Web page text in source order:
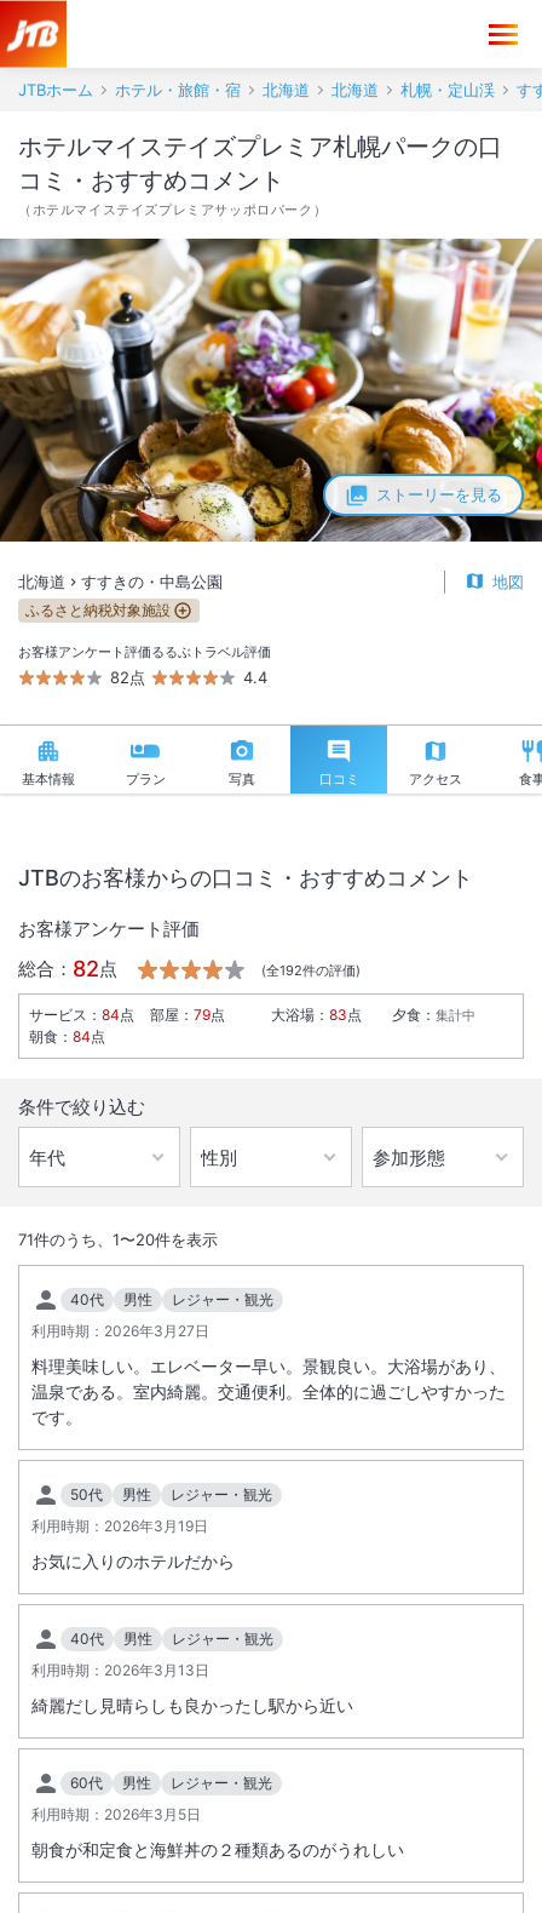
JTBホーム ホテル・旅館・宿 北海道 北海道 札幌・定山渓 す
ストーリーを見る
ホテルマイステイズプレミア札幌パークの口
コミ・おすすめコメント
（ ホテルマイステイズプレミアサッポロパーク ）
北海道 すすきの・中島公園 地図
ふるさと納税対象施設
お客様アンケート評価
82点
るるぶトラベル評価
4.4
基本情報 プラン 写真 口コミ アクセス 食
温泉・客室・レストラン等、館内一部リニューアル！高層階に4名様ま
でお泊り頂ける新客室も☆ご宿泊者専用のジムスペースやコインランド
リーも完備☆
INチェックイン
15:00
駅徒歩5分
施設からのお知らせ
２室以上の予約で同一フロアをご用意出来ない場合もあります。 天然
温泉「パークサイドスパ」では、７歳以上のお子様との混浴はお断りし
ております。
【天然温泉「パークサイドスパ」の利用に関して】
最終入場時間は、入浴可能時間の各３０分前となります。
入浴可能時間：０５：３０～１０：００（最終入場 ９：３０）
詳細は、ホテルにお問い合わせください。
JTBのお客様からの口コミ・おすすめコメント
お客様アンケート評価
総合： 82点 (全192件の評価)
サービス ： 84点 部屋 ： 79点 大浴場 ： 83点 夕食 ： 集計中
朝食 ： 84点
条件で絞り込む
71件のうち、 1〜20件を表示
40代 男性
レジャー・観光
利用時期： 2026年3月27日
料理美味しい。エレベーター早い。景観良い。大浴場があり、
温泉である。室内綺麗。交通便利。全体的に過ごしやすかった
です。
50代 男性
レジャー・観光
利用時期： 2026年3月19日
お気に入りのホテルだから
40代 男性
レジャー・観光
利用時期： 2026年3月13日
綺麗だし見晴らしも良かったし駅から近い
60代 男性
レジャー・観光
利用時期： 2026年3月5日
朝食が和定食と海鮮丼の２種類あるのがうれしい